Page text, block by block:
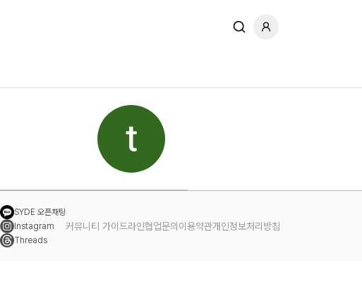
SYDE 오픈채팅
Instagram
Threads
커뮤니티 가이드라인협업문의이용약관개인정보처리방침